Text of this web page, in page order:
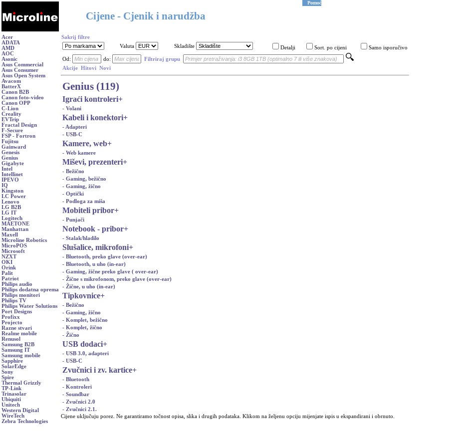
Cijene - Cjenik i narudžba
Pomoć
Acer
ADATA
AMD
AOC
Asonic
Asus Commercial
Asus Consumer
Asus Open System
Avacom
BatterX
Canon B2B
Canon foto-video
Canon OPP
C-Lion
Creality
EVTrip
Fractal Design
F-Secure
FSP - Fortron
Fujitsu
Gainward
Genesis
Genius
Gigabyte
Intel
Intellinet
IPEVO
IQ
Kingston
LC Power
Lenovo
LG B2B
LG IT
Logitech
MAETONE
Manhattan
Maxell
Microline Robotics
MicroPOS
Microsoft
NZXT
OKI
Orink
Palit
Patriot
Philips audio
Philips dodatna oprema
Philips monitori
Philips TV
Philips Water Solutions
Port Designs
Profixx
Projecto
Razne stvari
Realme mobile
Renusol
Samsung B2B
Samsung IT
Samsung mobile
Sapphire
SolarEdge
Sony
Spire
Thermal Grizzly
TP-Link
Trinasolar
Ubiquiti
Unitech
Western Digital
WireTech
Zebra Technologies
Sakrij filtre
Valuta
Skladište Detalji Sort. po cijeni Samo isporučivo
Od: do:
Filtriraj grupu
Akcije Hitovi Novi
Genius (119)
Igraći kontroleri+
- Volani
Kabeli i konektori+
- Adapteri
- USB-C
Kamere, web+
- Web kamere
Miševi, prezenteri+
- Bežično
- Gaming, bežično
- Gaming, žično
- Optički
- Podloga za miša
Mobiteli pribor+
- Punjači
Notebook - pribor+
- Stalak/hladilo
Slušalice, mikrofoni+
- Bluetooth, preko glave (over-ear)
- Bluetooth, u uho (in-ear)
- Gaming, žične preko glave ( over-ear)
- Žične s mikrofonom, preko glave (over-ear)
- Žične, u uho (in-ear)
Tipkovnice+
- Bežično
- Gaming, žično
- Komplet, bežično
- Komplet, žično
- Žično
USB dodaci+
- USB 3.0, adapteri
- USB-C
Zvučnici i zv. kartice+
- Bluetooth
- Kontroleri
- Soundbar
- Zvučnici 2.0
- Zvučnici 2.1.
Cijene uključuju porez. Ne garantiramo točnost opisa, slika i drugih podataka. Klikom na željenu opciju mijenjate ispis u ekspandirani i obrnuto.